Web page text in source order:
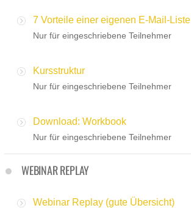
7 Vorteile einer eigenen E-Mail-Liste
Nur für eingeschriebene Teilnehmer
Kursstruktur
Nur für eingeschriebene Teilnehmer
Download: Workbook
Nur für eingeschriebene Teilnehmer
WEBINAR REPLAY
Webinar Replay (gute Übersicht)